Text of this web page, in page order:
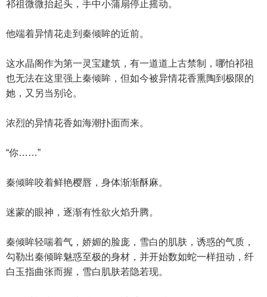
祁祖微微抬起头，手中小蒲扇停止摇动。
他端着异情花走到秦倾眸的近前。
这水晶阁作为第一灵宝建筑，有一道道上古禁制，哪怕祁祖
也无法在这里强上秦倾眸，但如今被异情花香熏陶到极限的
她，又另当别论。
浓烈的异情花香如海潮扑面而来。
“你……”
秦倾眸咬着鲜艳樱唇，身体渐渐酥麻。
迷蒙的眼神，逐渐有性欲火焰升腾。
秦倾眸轻喘着气，娇媚的脸庞，雪白的肌肤，诱惑的气质，
勾勒出秦倾眸魅惑至极的身材，并开始数如蛇一样扭动，纤
白玉指曲张而握，雪白肌肤若隐若现。